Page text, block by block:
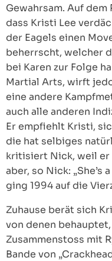
Gewahrsam. Auf
dass Kristi Lee
der Eagels einen
beherrscht, welcher
bei Karen zur Folge
Martial Arts, wirft
eine andere
auch alle anderen
Er empfiehlt Kristi,
die hat selbiges
kritisiert Nick, weil er
aber, so Nick: „She’s
ging 1994 auf die
Zuhause berät sich
von denen
Zusammenstoss mit
Bande von